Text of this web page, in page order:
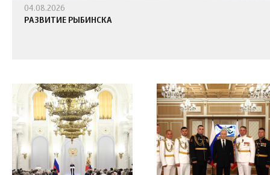
04.08.2026
РАЗВИТИЕ РЫБИНСКА